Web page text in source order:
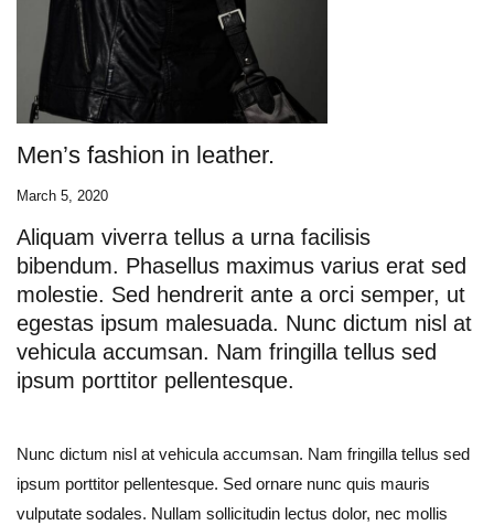
Men’s fashion in leather.
March 5, 2020
Aliquam viverra tellus a urna facilisis
bibendum. Phasellus maximus varius erat sed
molestie. Sed hendrerit ante a orci semper, ut
egestas ipsum malesuada. Nunc dictum nisl at
vehicula accumsan. Nam fringilla tellus sed
ipsum porttitor pellentesque.
Nunc dictum nisl at vehicula accumsan. Nam fringilla tellus sed
ipsum porttitor pellentesque. Sed ornare nunc quis mauris
vulputate sodales. Nullam sollicitudin lectus dolor, nec mollis